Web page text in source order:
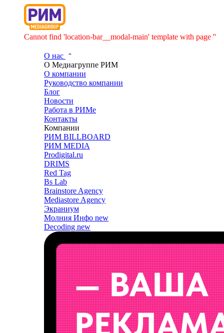
Cannot find 'location-bar__modal-main' template with page ''
О нас
О Медиагруппе РИМ
О компании
Руководство компании
Блог
Новости
Работа в РИМе
Контакты
Компании
РИМ BILLBOARD
РИМ MEDIA
Prodigital.ru
DRIMS
Red Tag
Bs Lab
Brainstore Agency
Mediastore Agency
Экраниум
Молния Инфо new
Decoding new